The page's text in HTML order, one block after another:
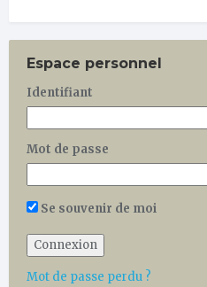
Espace personnel
Identifiant
Mot de passe
Se souvenir de moi
Mot de passe perdu ?